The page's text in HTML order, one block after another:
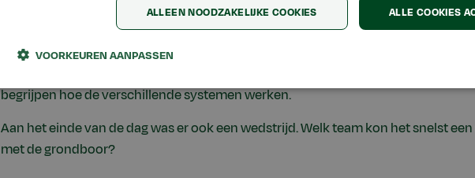
Samenwerken en leren
Tijdens de Challenge was samenwerken belangrijk. Studenten kregen punten
begrijpen hoe de verschillende systemen werken.
Aan het einde van de dag was er ook een wedstrijd. Welk team kon het snelst
met de grondboor?
ALLE COOKIES
ALLEEN NOODZAKELIJKE COOKIES
VOORKEUREN AANPASSEN